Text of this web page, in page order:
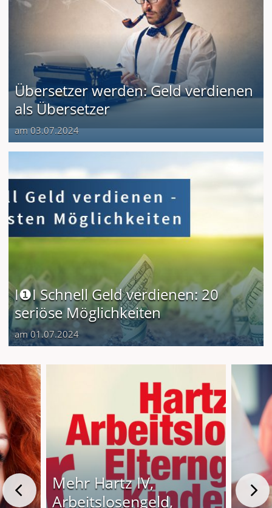
Übersetzer werden: Geld verdienen
als Übersetzer
am 03.07.2024
I❶I Schnell Geld verdienen: 20
seriöse Möglichkeiten
am 01.07.2024
Mehr Hartz IV,
Arbeitslosengeld,